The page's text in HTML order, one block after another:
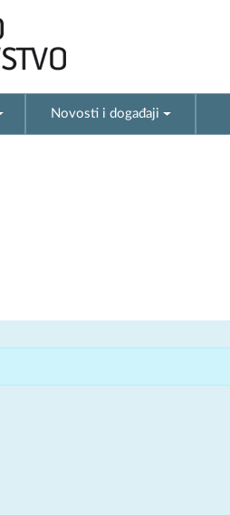
Novosti i događaji